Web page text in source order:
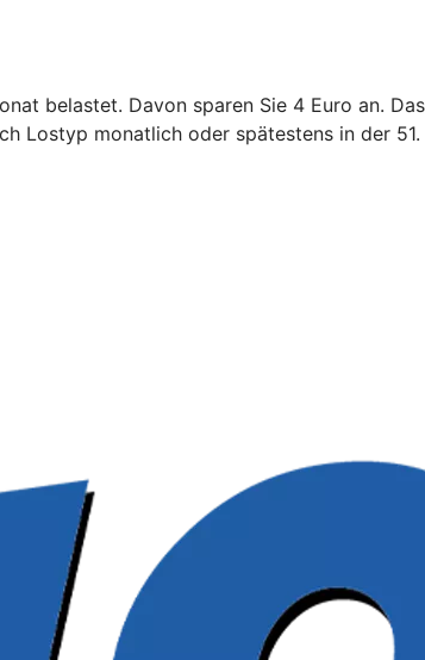
belastet. Davon sparen Sie 4 Euro an.
Lostyp monatlich oder spätestens in der